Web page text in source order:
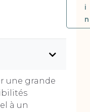
i
n
une grande
à un